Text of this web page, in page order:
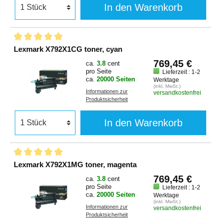
In den Warenkorb
Lexmark X792X1CG toner, cyan
ca. 3.8 cent
pro Seite
ca. 20000 Seiten
Informationen zur
Produktsicherheit
769,45 €
Lieferzeit : 1-2
Werktage
(inkl. MwSt.)
versandkostenfrei
In den Warenkorb
Lexmark X792X1MG toner, magenta
ca. 3.8 cent
pro Seite
ca. 20000 Seiten
Informationen zur
Produktsicherheit
769,45 €
Lieferzeit : 1-2
Werktage
(inkl. MwSt.)
versandkostenfrei